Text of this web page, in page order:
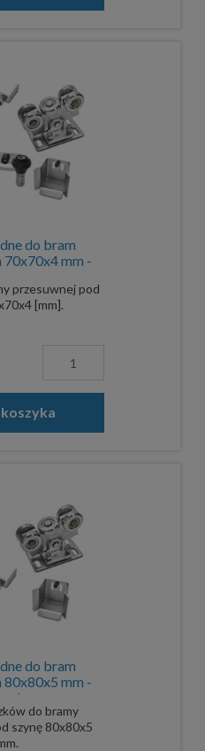
do bram
70x70x4 mm -
przesuwnej pod
[mm].
do bram
80x80x5 mm -
do bramy
szynę 80x80x5